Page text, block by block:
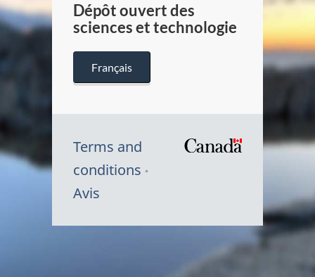
Dépôt ouvert des
sciences et technologie
Français
Terms and
conditions
Avis
du